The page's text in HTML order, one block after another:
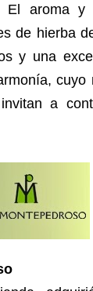
El aroma
de hierba
y una
cuyo
a